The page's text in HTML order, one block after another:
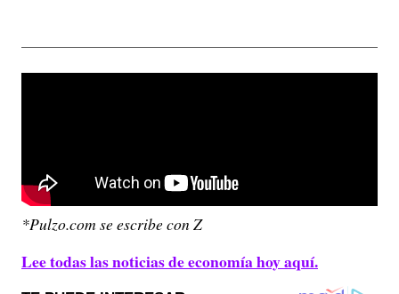
*Pulzo.com se escribe con Z
Lee todas las noticias de economía hoy aquí.